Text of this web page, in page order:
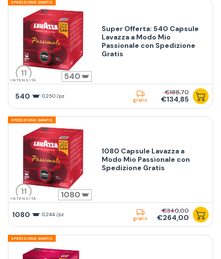
SPEDIZIONE GRATIS
11
INTENSITÀ 540
Super Offerta: 540 Capsule
Lavazza a Modo Mio
Passionale con Spedizione
Gratis
540 0,250 /pz
gratis
€188,70
€134,85
SPEDIZIONE GRATIS
11
INTENSITÀ 1080
1080 Capsule Lavazza a
Modo Mio Passionale con
Spedizione Gratis
1080 0,244 /pz
gratis
€340,00
€264,00
SPEDIZIONE GRATIS